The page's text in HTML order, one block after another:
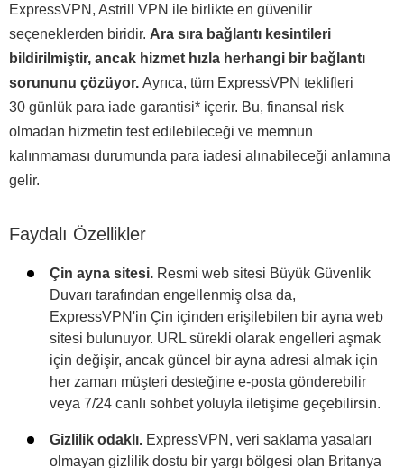
ExpressVPN, Astrill VPN ile birlikte en güvenilir
seçeneklerden biridir. Ara sıra bağlantı kesintileri
bildirilmiştir, ancak hizmet hızla herhangi bir bağlantı
sorununu çözüyor. Ayrıca, tüm ExpressVPN teklifleri
30 günlük para iade garantisi* içerir. Bu, finansal risk
olmadan hizmetin test edilebileceği ve memnun
kalınmaması durumunda para iadesi alınabileceği anlamına
gelir.
Faydalı Özellikler
Çin ayna sitesi. Resmi web sitesi Büyük Güvenlik
Duvarı tarafından engellenmiş olsa da,
ExpressVPN'in Çin içinden erişilebilen bir ayna web
sitesi bulunuyor. URL sürekli olarak engelleri aşmak
için değişir, ancak güncel bir ayna adresi almak için
her zaman müşteri desteğine e-posta gönderebilir
veya 7/24 canlı sohbet yoluyla iletişime geçebilirsin.
Gizlilik odaklı. ExpressVPN, veri saklama yasaları
olmayan gizlilik dostu bir yargı bölgesi olan Britanya